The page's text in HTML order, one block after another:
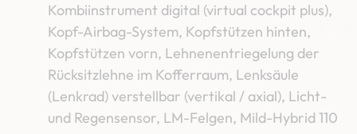
Kombiinstrument digital (virtual cockpit plus),
Kopf-Airbag-System, Kopfstützen hinten,
Kopfstützen vorn, Lehnenentriegelung der
Rücksitzlehne im Kofferraum, Lenksäule
(Lenkrad) verstellbar (vertikal / axial), Licht-
und Regensensor, LM-Felgen, Mild-Hybrid 110